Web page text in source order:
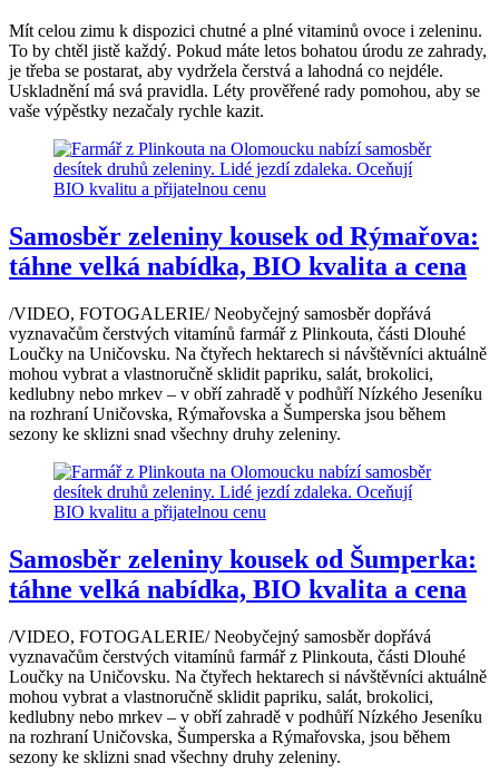
Mít celou zimu k dispozici chutné a plné vitaminů ovoce i zeleninu.
To by chtěl jistě každý. Pokud máte letos bohatou úrodu ze zahrady,
je třeba se postarat, aby vydržela čerstvá a lahodná co nejdéle.
Uskladnění má svá pravidla. Léty prověřené rady pomohou, aby se
vaše výpěstky nezačaly rychle kazit.
Samosběr zeleniny kousek od Rýmařova:
táhne velká nabídka, BIO kvalita a cena
/VIDEO, FOTOGALERIE/ Neobyčejný samosběr dopřává
vyznavačům čerstvých vitamínů farmář z Plinkouta, části Dlouhé
Loučky na Uničovsku. Na čtyřech hektarech si návštěvníci aktuálně
mohou vybrat a vlastnoručně sklidit papriku, salát, brokolici,
kedlubny nebo mrkev – v obří zahradě v podhůří Nízkého Jeseníku
na rozhraní Uničovska, Rýmařovska a Šumperska jsou během
sezony ke sklizni snad všechny druhy zeleniny.
Samosběr zeleniny kousek od Šumperka:
táhne velká nabídka, BIO kvalita a cena
/VIDEO, FOTOGALERIE/ Neobyčejný samosběr dopřává
vyznavačům čerstvých vitamínů farmář z Plinkouta, části Dlouhé
Loučky na Uničovsku. Na čtyřech hektarech si návštěvníci aktuálně
mohou vybrat a vlastnoručně sklidit papriku, salát, brokolici,
kedlubny nebo mrkev – v obří zahradě v podhůří Nízkého Jeseníku
na rozhraní Uničovska, Šumperska a Rýmařovska, jsou během
sezony ke sklizni snad všechny druhy zeleniny.